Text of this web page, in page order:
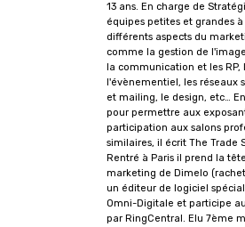
13 ans. En charge de
équipes petites et grandes
différents aspects du
comme la gestion de
la communication et les
l'évènementiel, les réseaux
et mailing, le design, etc…
pour permettre aux
participation aux salons
similaires, il écrit The Trade
Rentré à Paris il prend la
marketing de Dimelo
un éditeur de logiciel
Omni-Digitale et participe
par RingCentral. Elu 7ème